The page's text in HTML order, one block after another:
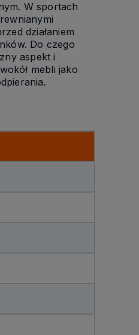
W sportach
działaniem
Do czego
aspekt i
mebli jako